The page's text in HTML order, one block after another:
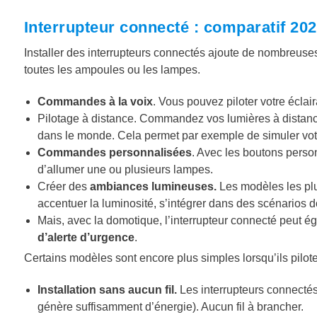
Interrupteur connecté : comparatif
Installer des interrupteurs connectés ajoute de
toutes les ampoules ou les lampes.
Commandes à la voix. Vous pouvez piloter votre
Pilotage à distance. Commandez vos lumières à
dans le monde. Cela permet par exemple de simuler
Commandes personnalisées. Avec les boutons
d’allumer une ou plusieurs lampes.
Créer des ambiances lumineuses.Les modèles les
accentuer la luminosité, s’intégrer dans des scénarios
Mais, avec la domotique, l’interrupteur connecté peut
d’alerte d’urgence.
Certains modèles sont encore plus simples lorsqu’ils
Installation sans aucun fil.Les interrupteurs
génère suffisamment d’énergie). Aucun fil à brancher.